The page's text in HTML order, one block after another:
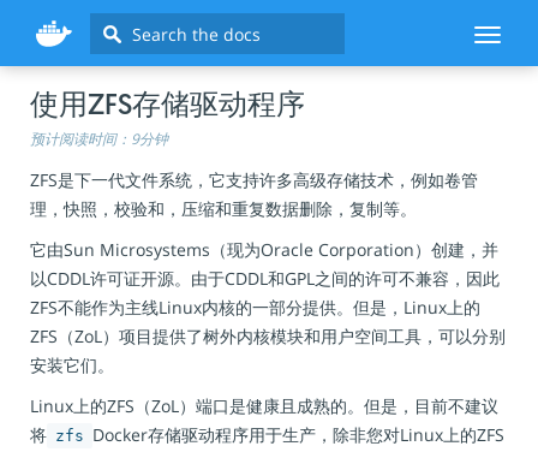
Search
Toggle
使用ZFS存储驱动程序
预计阅读时间：9分钟
ZFS是下一代文件系统，它支持许多高级存储技术，例如卷管
理，快照，校验和，压缩和重复数据删除，复制等。
它由Sun Microsystems（现为Oracle Corporation）创建，并
以CDDL许可证开源。由于CDDL和GPL之间的许可不兼容，因此
ZFS不能作为主线Linux内核的一部分提供。但是，Linux上的
ZFS（ZoL）项目提供了树外内核模块和用户空间工具，可以分别
安装它们。
Linux上的ZFS（ZoL）端口是健康且成熟的。但是，目前不建议
将 zfs Docker存储驱动程序用于生产，除非您对Linux上的ZFS